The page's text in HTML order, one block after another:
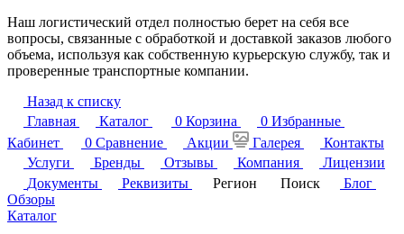
Наш логистический отдел полностью берет на себя все
вопросы, связанные с обработкой и доставкой заказов любого
объема, используя как собственную курьерскую службу, так и
проверенные транспортные компании.
Назад к списку
Главная
Каталог 0 Корзина 0 Избранные
Кабинет
0 Сравнение Акции Галерея
Контакты
Услуги
Бренды Отзывы Компания
Лицензии
Документы
Реквизиты Регион Поиск
Блог
Обзоры
Каталог